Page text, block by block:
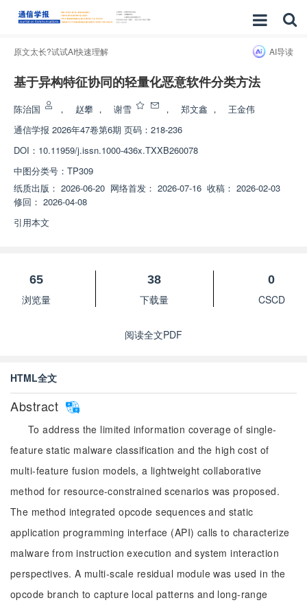
原文太长?试试AI快速理解 AI导读
基于异构特征协同的轻量化恶意软件分类方法
陈治国 ， 赵攀 ， 谢雪 ， 郑文鑫 ，
王金伟
通信学报 2026年47卷第6期 页码：218-236
DOI： 10.11959/j.issn.1000-436x.TXXB260078
中图分类号： TP309
纸质出版： 2026-06-20 网络首发： 2026-07-16 收稿： 2026-02-03
修回： 2026-04-08
引用本文
65
浏览量
38
下载量
0
CSCD
阅读全文PDF
HTML全文
Abstract
To address the limited information coverage of single-
feature static malware classification and the high cost of
multi-feature fusion models, a lightweight collaborative
method for resource-constrained scenarios was proposed.
The method integrated opcode sequences and static
application programming interface (API) calls to characterize
malware from instruction execution and system interaction
perspectives. A multi-scale residual module was used in the
opcode branch to capture local patterns and long-range